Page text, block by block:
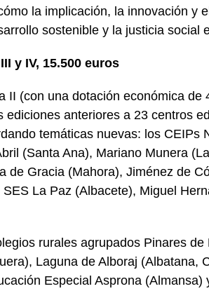
la implicación, la innovación y
sostenible y la justicia social
y IV, 15.500 euros
II (con una dotación económica
ediciones anteriores a 23 centros
temáticas nuevas: los CEIPs
(Santa Ana), Mariano Munera
de Gracia (Mahora), Jiménez de
La Paz (Albacete), Miguel
rurales agrupados Pinares
Laguna de Alboraj (Albatana,
Especial Asprona